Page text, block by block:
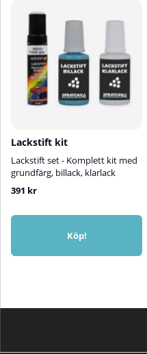
Lackstift kit
Lackstift set - Komplett kit med
grundfärg, billack, klarlack
391 kr
Köp!